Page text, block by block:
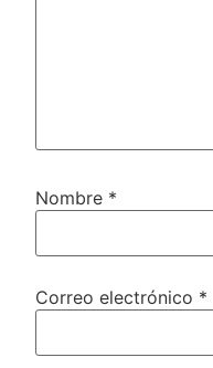
Nombre *
Correo electrónico *